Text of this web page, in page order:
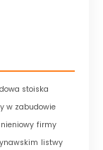
stoiska
w zabudowie
firmy
listwy